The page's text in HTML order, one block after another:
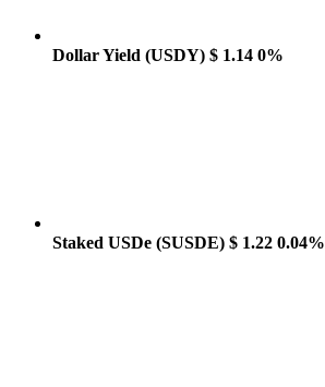
Dollar Yield (USDY) $ 1.14 0%
Staked USDe (SUSDE) $ 1.22 0.04%